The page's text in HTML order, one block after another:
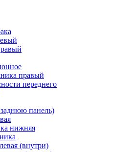
правый
переднего
панель)
нижняя
(внутри)